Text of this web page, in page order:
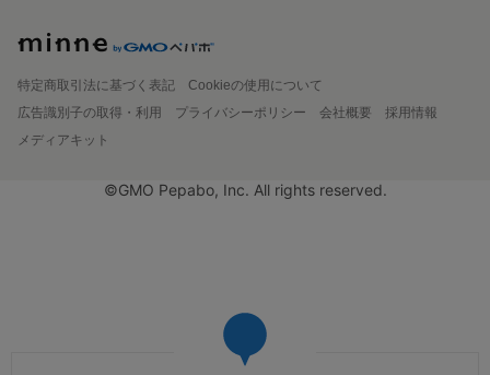
特定商取引法に基づく表記
Cookieの使用について
広告識別子の取得・利用
プライバシーポリシー 会社概要
採用情報
メディアキット
©GMO Pepabo, Inc. All rights reserved.